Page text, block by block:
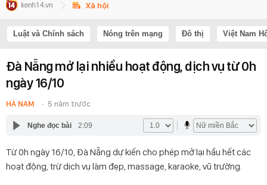
Xã hội
Luật và Chính sách Nóng trên mạng Đô thị Việt Nam
Đà Nẵng mở lại nhiều hoạt động, dịch vụ từ 0h
ngày 16/10
HÀ NAM 5 năm trước
Nghe đọc bài 2:09
Từ 0h ngày 16/10, Đà Nẵng dự kiến cho phép mở lại hầu hết các
hoạt động, trừ dịch vụ làm đẹp, massage, karaoke, vũ trường.